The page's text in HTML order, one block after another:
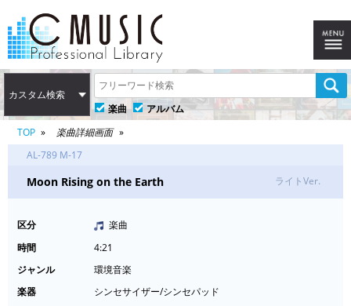
カスタム検索
楽曲
アルバム
TOP
楽曲詳細画面
AL-789 M-17
Moon Rising on the Earth ライトVer.
区分
楽曲
時間
4:21
ジャンル
環境音楽
楽器
シンセサイザー/シンセパッド